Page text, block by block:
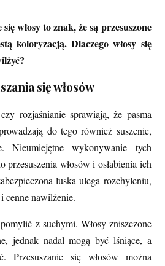
włosy to znak, że są przesuszone
koloryzacją. Dlaczego włosy się
się włosów
rozjaśnianie sprawiają, że pasma
do tego również suszenie,
Nieumiejętne wykonywanie tych
przesuszenia włosów i osłabienia ich
łuska ulega rozchyleniu,
cenne nawilżenie.
z suchymi. Włosy zniszczone
jednak nadal mogą być lśniące, a
Przesuszanie się włosów można